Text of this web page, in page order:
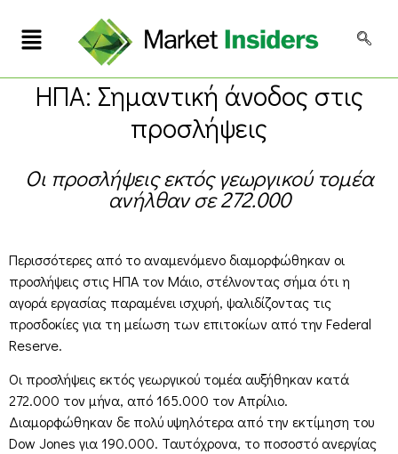
ΗΠΑ: Σημαντική άνοδος στις
προσλήψεις
Οι προσλήψεις εκτός γεωργικού τομέα
ανήλθαν σε 272.000
Περισσότερες από το αναμενόμενο διαμορφώθηκαν οι
προσλήψεις στις ΗΠΑ τον Μάιο, στέλνοντας σήμα ότι η
αγορά εργασίας παραμένει ισχυρή, ψαλιδίζοντας τις
προσδοκίες για τη μείωση των επιτοκίων από την Federal
Reserve.
Οι προσλήψεις εκτός γεωργικού τομέα αυξήθηκαν κατά
272.000 τον μήνα, από 165.000 τον Απρίλιο.
Διαμορφώθηκαν δε πολύ υψηλότερα από την εκτίμηση του
Dow Jones για 190.000. Ταυτόχρονα, το ποσοστό ανεργίας